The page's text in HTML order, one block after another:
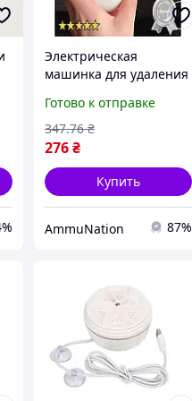
Электрическая
машинка для удаления
удобное средство для
сохранения одежды
Готово к отправке
276 ₴
347.76 ₴
Купить
AmmuNation 87%